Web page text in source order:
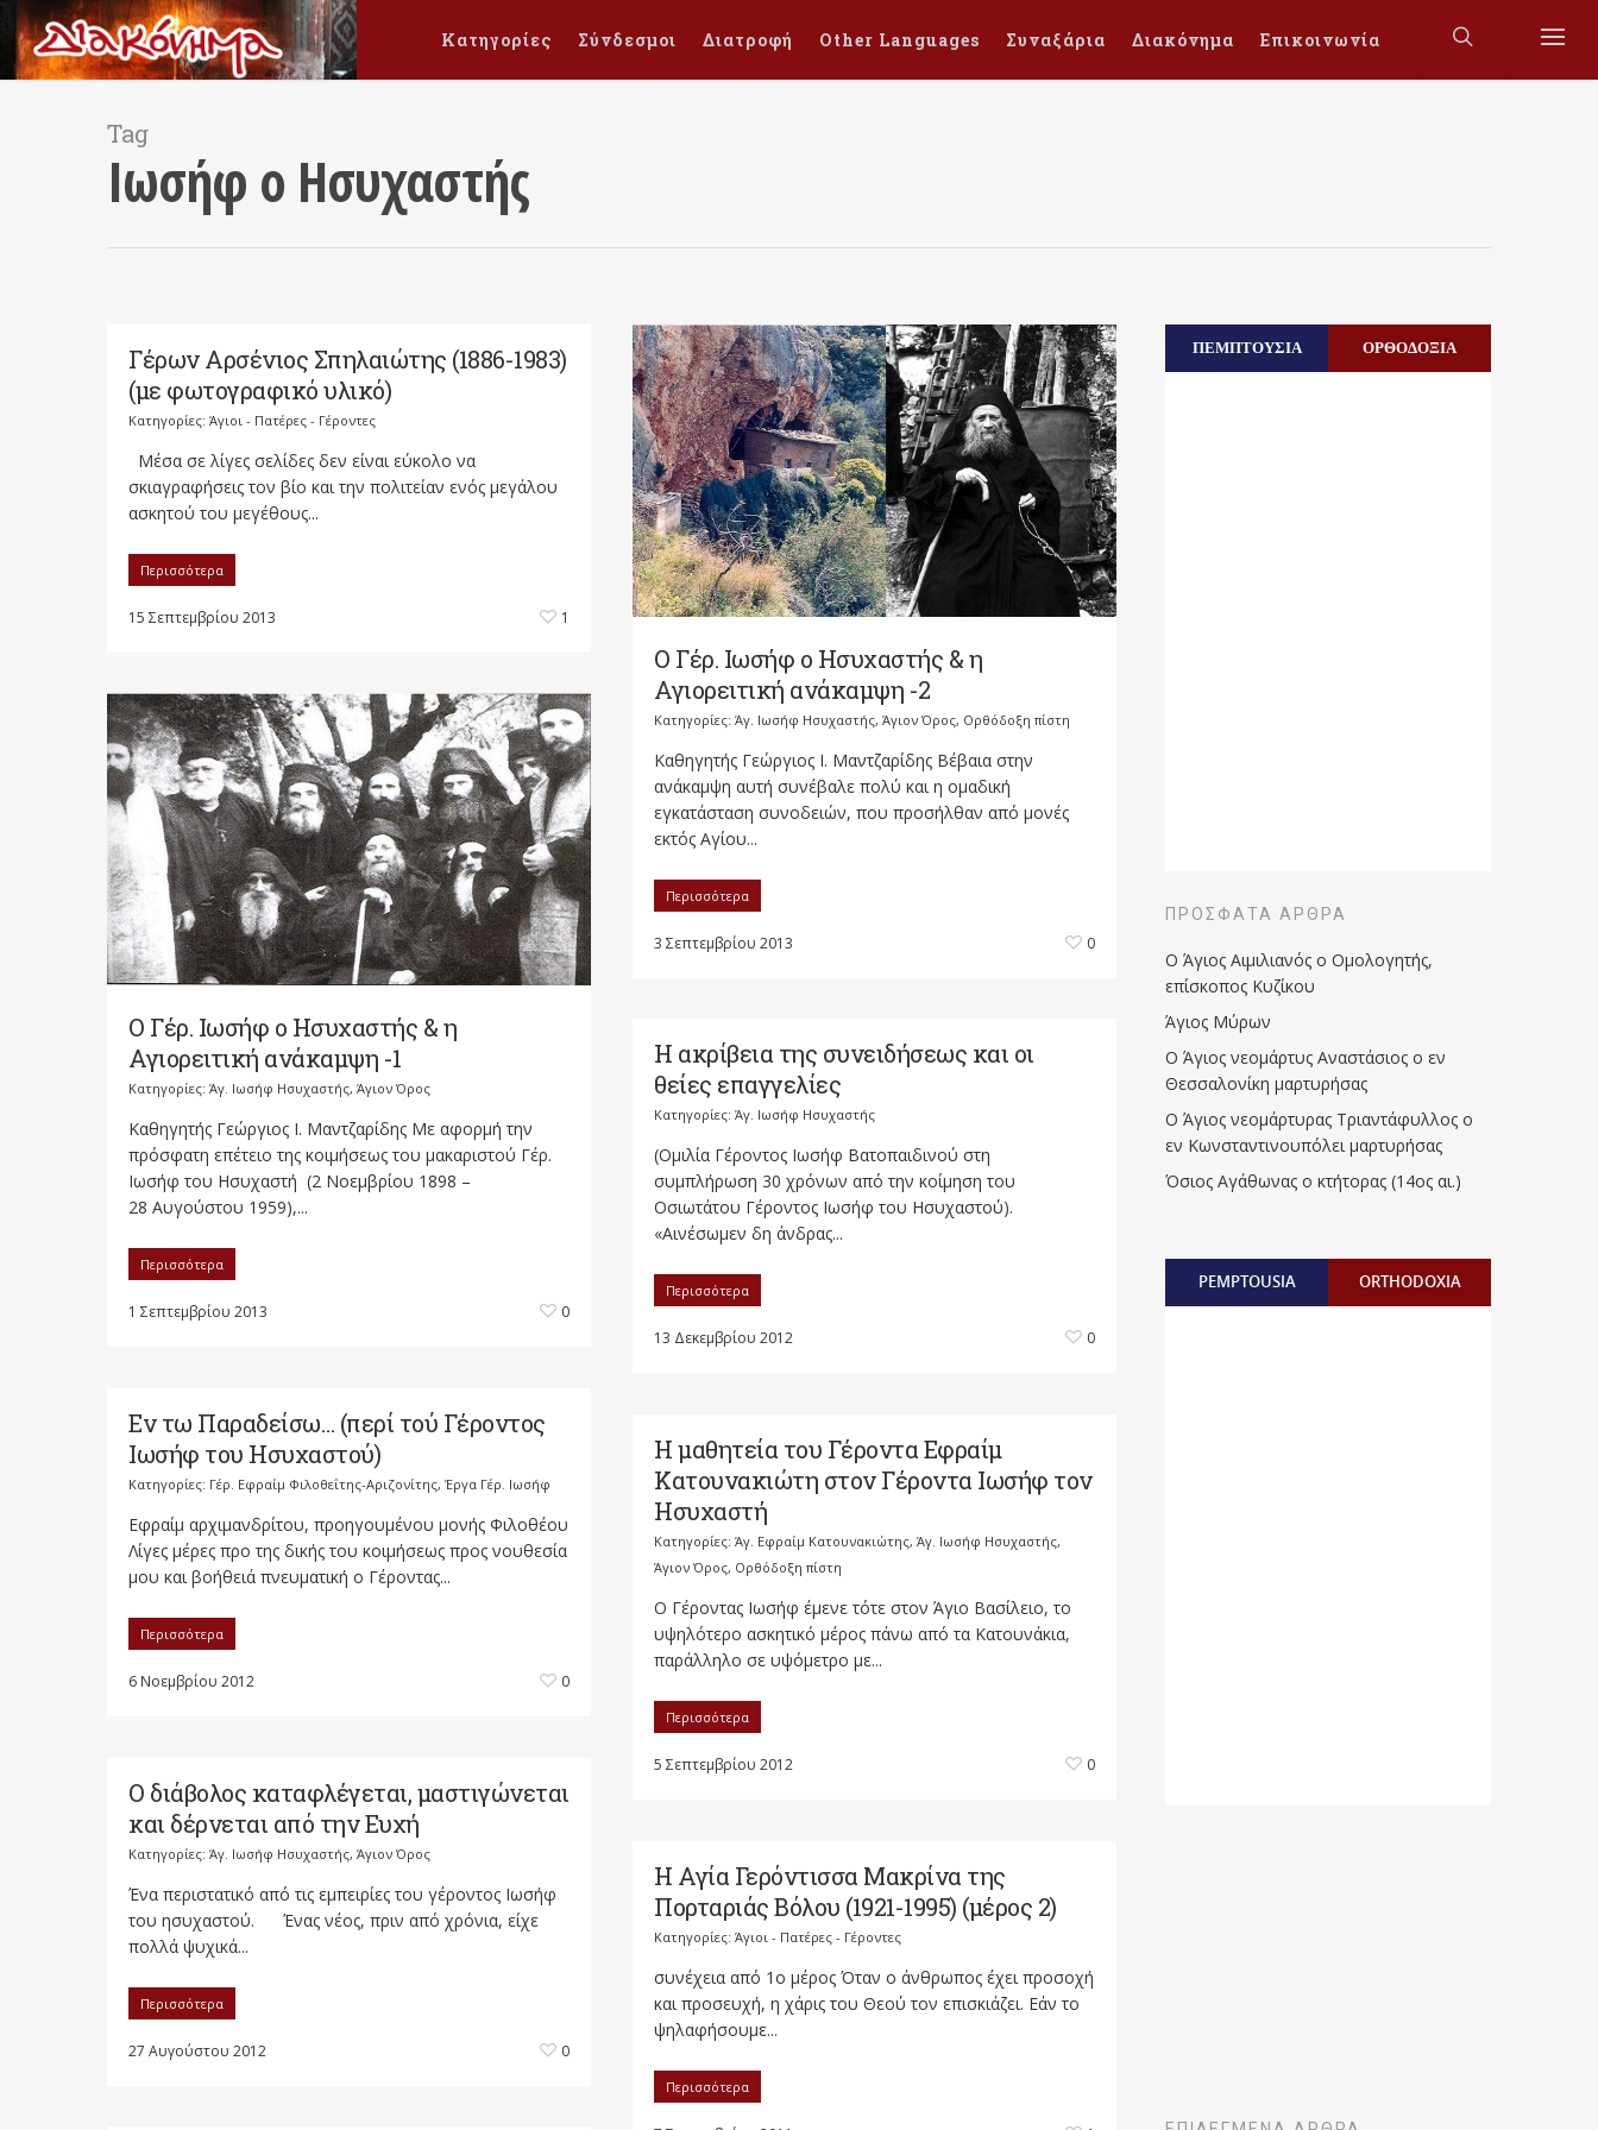
Κατηγορίες Σύνδεσμοι Διατροφή Other Languages Συναξάρια Διακόνημα Επικοινωνία
Tag
Ιωσήφ ο Ησυχαστής
Γέρων Αρσένιος Σπηλαιώτης (1886-1983)
(με φωτογραφικό υλικό)
Κατηγορίες: Άγιοι - Πατέρες - Γέροντες
Μέσα σε λίγες σελίδες δεν είναι εύκολο να
σκιαγραφήσεις τον βίο και την πολιτείαν ενός μεγάλου
ασκητού του μεγέθους...
Περισσότερα
15 Σεπτεμβρίου 2013 1
Ο Γέρ. Ιωσήφ ο Ησυχαστής & η
Αγιορειτική ανάκαμψη -2
Κατηγορίες: Άγ. Ιωσήφ Ησυχαστής, Άγιον Όρος, Ορθόδοξη πίστη
Καθηγητής Γεώργιος Ι. Μαντζαρίδης Βέβαια στην
ανάκαµψη αυτή συνέβαλε πολύ και η οµαδική
εγκατάσταση συνοδειών, που προσήλθαν από µονές
εκτός Αγίου...
Περισσότερα
3 Σεπτεμβρίου 2013 0
Ο Γέρ. Ιωσήφ ο Ησυχαστής & η
Αγιορειτική ανάκαμψη -1
Κατηγορίες: Άγ. Ιωσήφ Ησυχαστής, Άγιον Όρος
Καθηγητής Γεώργιος Ι. Μαντζαρίδης Με αφορμή την
πρόσφατη επέτειο της κοιμήσεως του μακαριστού Γέρ.
Ιωσήφ του Ησυχαστή (2 Νοεμβρίου 1898 –
28 Αυγούστου 1959),...
Περισσότερα
1 Σεπτεμβρίου 2013 0
Η ακρίβεια της συνειδήσεως και οι
θείες επαγγελίες
Κατηγορίες: Άγ. Ιωσήφ Ησυχαστής
(Ομιλία Γέροντος Ιωσήφ Βατοπαιδινού στη
συμπλήρωση 30 χρόνων από την κοίμηση του
Οσιωτάτου Γέροντος Ιωσήφ του Ησυχαστού).
«Αινέσωμεν δη άνδρας...
Περισσότερα
13 Δεκεμβρίου 2012 0
Εν τω Παραδείσω… (περί τού Γέροντος
Ιωσήφ του Ησυχαστού)
Κατηγορίες: Γέρ. Εφραίμ Φιλοθεΐτης-Αριζονίτης, Έργα Γέρ. Ιωσήφ
Εφραίμ αρχιμανδρίτου, προηγουμένου μονής Φιλοθέου
Λίγες μέρες προ της δικής του κοιμήσεως προς νουθεσία
μου και βοήθειά πνευματική ο Γέροντας...
Περισσότερα
6 Νοεμβρίου 2012 0
Η μαθητεία του Γέροντα Εφραίμ
Κατουνακιώτη στον Γέροντα Ιωσήφ τον
Ησυχαστή
Κατηγορίες: Άγ. Εφραίμ Κατουνακιώτης, Άγ. Ιωσήφ Ησυχαστής,
Άγιον Όρος, Ορθόδοξη πίστη
Ο Γέροντας Ιωσήφ έμενε τότε στον Άγιο Βασίλειο, το
υψηλότερο ασκητικό μέρος πάνω από τα Κατουνάκια,
παράλληλο σε υψόμετρο με...
Περισσότερα
5 Σεπτεμβρίου 2012 0
Ο διάβολος καταφλέγεται, μαστιγώνεται
και δέρνεται από την Ευχή
Κατηγορίες: Άγ. Ιωσήφ Ησυχαστής, Άγιον Όρος
Ένα περιστατικό από τις εμπειρίες του γέροντος Ιωσήφ
του ησυχαστού. Ένας νέος, πριν από χρόνια, είχε
πολλά ψυχικά...
Περισσότερα
27 Αυγούστου 2012 0
Η Αγία Γερόντισσα Μακρίνα της
Πορταριάς Βόλου (1921-1995) (μέρος 2)
Κατηγορίες: Άγιοι - Πατέρες - Γέροντες
συνέχεια από 1ο μέρος Όταν ο άνθρωπος έχει προσοχή
και προσευχή, η χάρις του Θεού τον επισκιάζει. Εάν το
ψηλαφήσουμε...
Περισσότερα
ΠΕΜΠΤΟΥΣΙΑ ΟΡΘΟΔΟΞΙΑ
ΠΡΌΣΦΑΤΑ ΆΡΘΡΑ
Ο Άγιος Αιμιλιανός ο Ομολογητής,
επίσκοπος Κυζίκου
Άγιος Μύρων
Ο Άγιος νεομάρτυς Αναστάσιος ο εν
Θεσσαλονίκη μαρτυρήσας
Ο Άγιος νεομάρτυρας Τριαντάφυλλος ο
εν Κωνσταντινουπόλει μαρτυρήσας
Όσιος Αγάθωνας ο κτήτορας (14ος αι.)
PEMPTOUSIA ORTHODOXIA